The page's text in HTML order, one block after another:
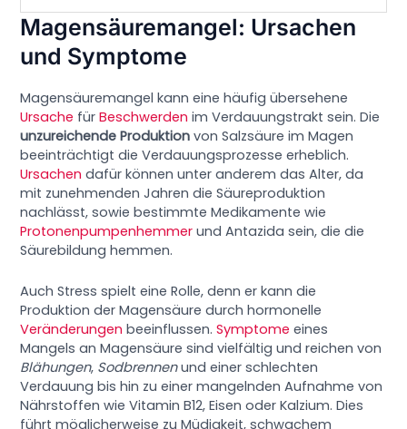
Magensäuremangel: Ursachen
und Symptome
Magensäuremangel kann eine häufig übersehene
Ursache fürBeschwerden im Verdauungstrakt sein. Die
unzureichende Produktion von Salzsäure im Magen
beeinträchtigt die Verdauungsprozesse erheblich.
Ursachen dafür können unter anderem das Alter, da
mit zunehmenden Jahren die Säureproduktion
nachlässt, sowie bestimmte Medikamente wie
Protonenpumpenhemmer und Antazida sein, die die
Säurebildung hemmen.
Auch Stress spielt eine Rolle, denn er kann die
Produktion der Magensäure durch hormonelle
Veränderungen beeinflussen.Symptome eines
Mangels an Magensäure sind vielfältig und reichen von
Blähungen, Sodbrennenund einer schlechten
Verdauung bis hin zu einer mangelnden Aufnahme von
Nährstoffen wie Vitamin B12, Eisen oder Kalzium. Dies
führt möglicherweise zu Müdigkeit, schwachem